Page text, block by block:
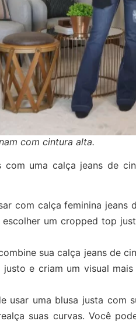
com cintura alta.
uma calça jeans de
com calça feminina jeans
um cropped top
sua calça jeans de
e criam um visual
usar uma blusa justa com
suas curvas. Você